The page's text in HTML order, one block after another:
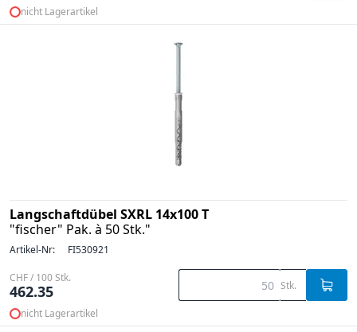
nicht Lagerartikel
Langschaftdübel SXRL 14x100 T
"fischer" Pak. à 50 Stk."
Artikel-Nr: FI530921
CHF / 100 Stk.
462.35 Stk.
nicht Lagerartikel